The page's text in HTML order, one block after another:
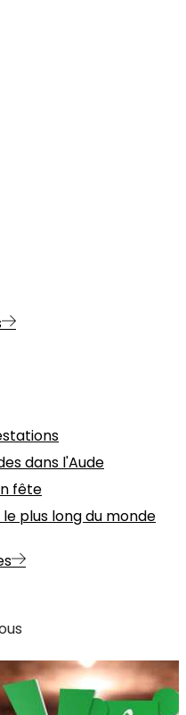
dans l'Aude
fête
plus long du monde